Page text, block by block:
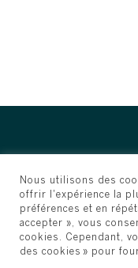
Nous utilisons des
offrir l'expérience la
préférences et en
accepter », vous
cookies. Cependant,
des cookies » pour